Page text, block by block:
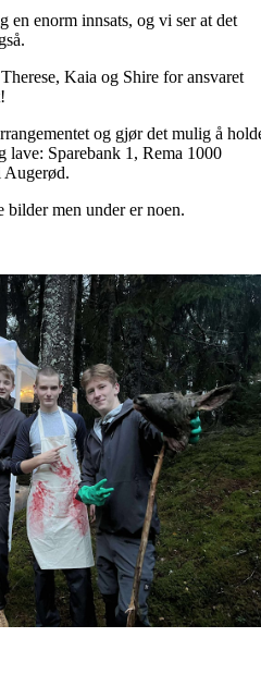
en enorm innsats, og vi ser at det
Kaia og Shire for ansvaret
og gjør det mulig å
lave: Sparebank 1, Rema 1000
men under er noen.